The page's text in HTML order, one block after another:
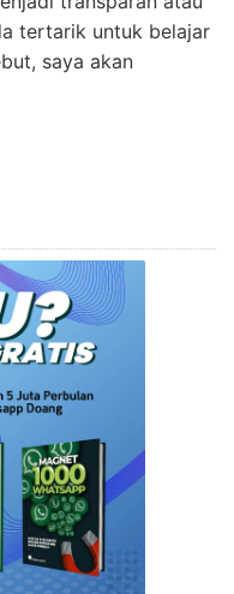
tertarik untuk belajar
saya akan